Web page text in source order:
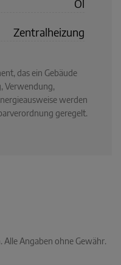
Öl
Zentralheizung
das ein Gebäude
Verwendung,
werden
geregelt.
Alle Angaben ohne Gewähr.